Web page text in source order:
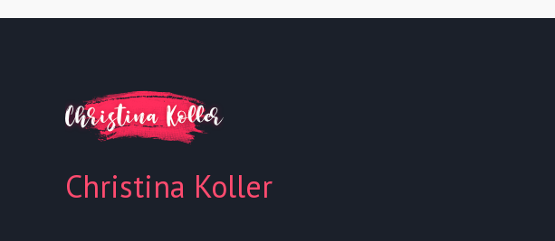
Christina Koller